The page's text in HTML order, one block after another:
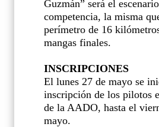
Guzmán” será el
competencia, la misma
perímetro de 16
mangas finales.
INSCRIPCIONES
El lunes 27 de mayo se
inscripción de los pilotos
de la AADO, hasta el
mayo.